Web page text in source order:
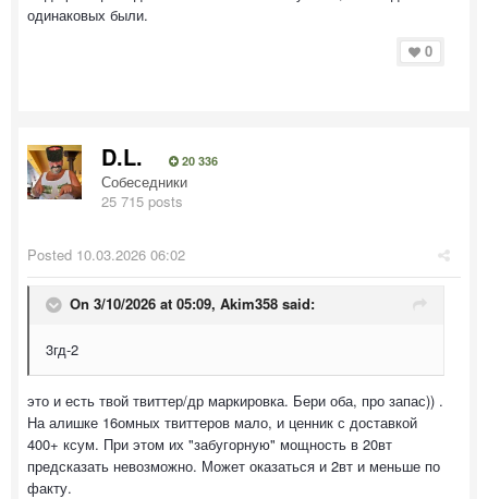
одинаковых были.
0
D.L. 20 336
Собеседники
25 715 posts
Posted 10.03.2026 06:02
On 3/10/2026 at 05:09, Akim358 said:
3гд-2
это и есть твой твиттер/др маркировка. Бери оба, про запас)) .
На алишке 16омных твиттеров мало, и ценник с доставкой
400+ ксум. При этом их "забугорную" мощность в 20вт
предсказать невозможно. Может оказаться и 2вт и меньше по
факту.